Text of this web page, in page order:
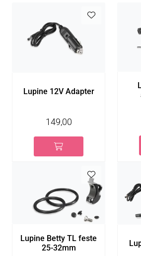
Lupine 12V Adapter
149,00
Lupine Betty TL feste
25-32mm